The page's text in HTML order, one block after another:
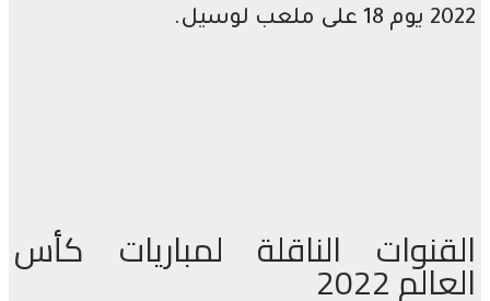
لوسيل.
الناقلة لمباريات كأس
2022